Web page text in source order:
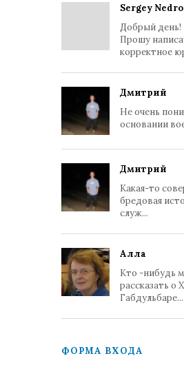
Sergey
Добрый день!
Прошу
корректное
Дмитрий
Не очень
основании
Дмитрий
Какая-то
бредовая
служ...
Алла
Кто -нибудь
рассказать о
Габдульбаре...
ФОРМА ВХОДА